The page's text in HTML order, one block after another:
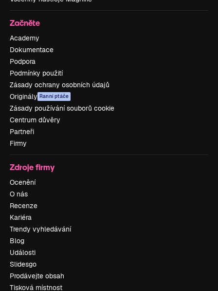
Začněte
Academy
Dokumentace
Podpora
Podmínky použití
Zásady ochrany osobních údajů
Originály Ranní ptáče
Zásady používání souborů cookie
Centrum důvěry
Partneři
Firmy
Zdroje firmy
Ocenění
O nás
Recenze
Kariéra
Trendy vyhledávání
Blog
Události
Slidesgo
Prodávejte obsah
Tisková místnost